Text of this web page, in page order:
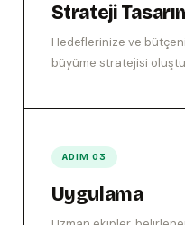
Strateji
Hedeflerinize ve
büyüme stratejisi
ADIM 03
Uygulama